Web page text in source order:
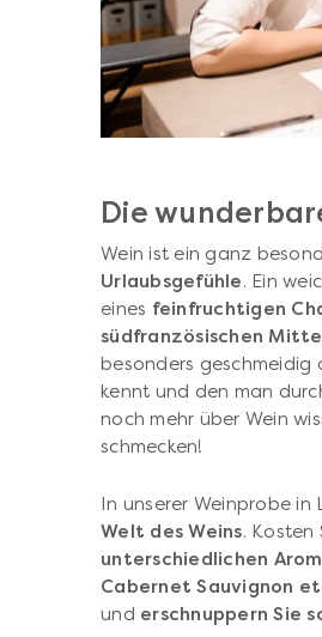
Die
Wein ist ein ganz
Urlaubsgefühle. Ein
eines feinfruchtigen
südfranzösischen
besonders geschmeidig
kennt und den man
noch mehr über Wein
schmecken!
In unserer Weinprobe in
Welt des Weins. Kosten
unterschiedlichen
Cabernet Sauvignon
und erschnuppern Sie